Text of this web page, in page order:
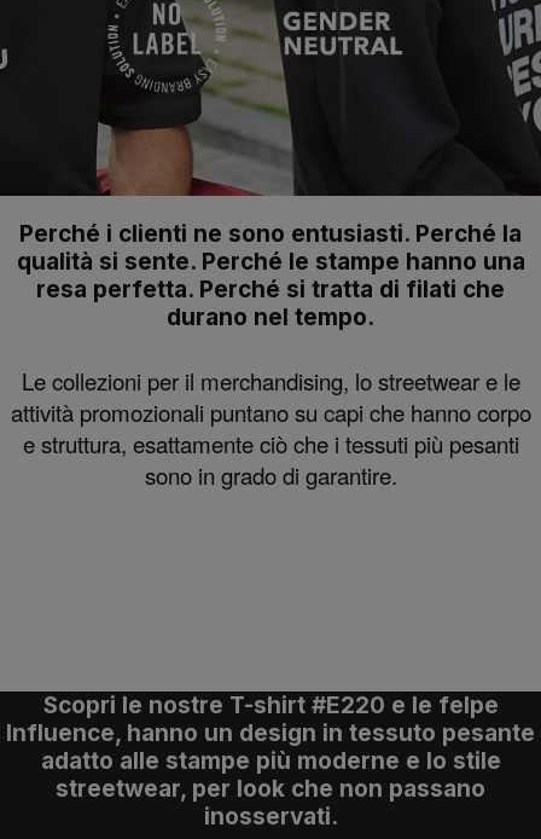
Perché i clienti ne sono entusiasti. Perché la
qualità si sente. Perché le stampe hanno una
resa perfetta. Perché si tratta di filati che
durano nel tempo.
Le collezioni per il merchandising, lo streetwear e le
attività promozionali puntano su capi che hanno corpo
e struttura, esattamente ciò che i tessuti più pesanti
sono in grado di garantire.
Scopri le nostre T-shirt #E220 e le felpe
Influence, hanno un design in tessuto pesante
adatto alle stampe più moderne e lo stile
streetwear, per look che non passano
inosservati.